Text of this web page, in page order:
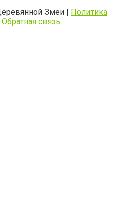
Змеи | Политика
Обратная связь